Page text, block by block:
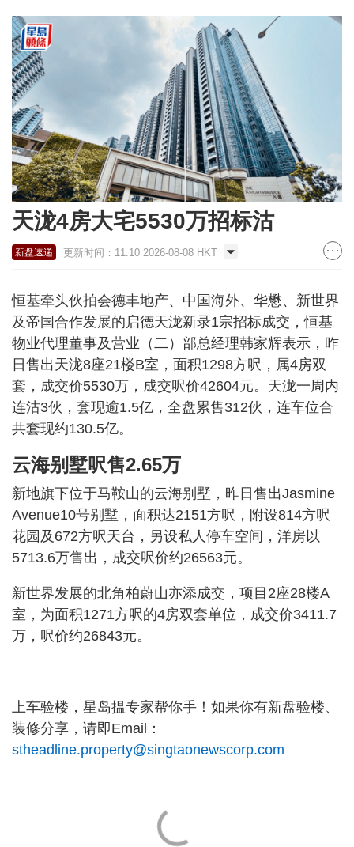
天泷4房大宅5530万招标沽
新盘速递 更新时间：11:10 2026-08-08 HKT
恒基牵头伙拍会德丰地产、中国海外、华懋、新世界
及帝国合作发展的启德天泷新录1宗招标成交，恒基
物业代理董事及营业（二）部总经理韩家辉表示，昨
日售出天泷8座21楼B室，面积1298方呎，属4房双
套，成交价5530万，成交呎价42604元。天泷一周内
连沽3伙，套现逾1.5亿，全盘累售312伙，连车位合
共套现约130.5亿。
云海别墅呎售2.65万
新地旗下位于马鞍山的云海别墅，昨日售出Jasmine
Avenue10号别墅，面积达2151方呎，附设814方呎
花园及672方呎天台，另设私人停车空间，洋房以
5713.6万售出，成交呎价约26563元。
新世界发展的北角柏蔚山亦添成交，项目2座28楼A
室，为面积1271方呎的4房双套单位，成交价3411.7
万，呎价约26843元。
上车验楼，星岛揾专家帮你手！如果你有新盘验楼、
装修分享，请即Email：
stheadline.property@singtaonewscorp.com